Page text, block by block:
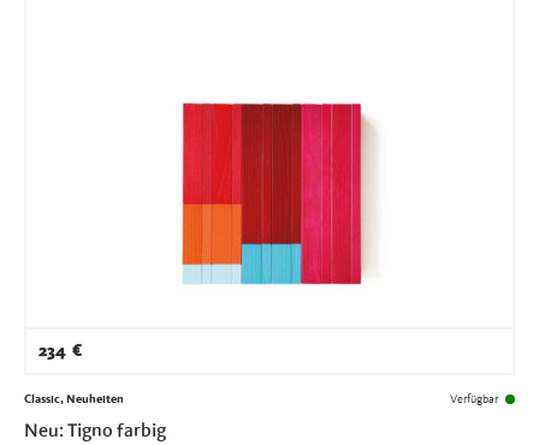
234 €
Classic, Neuheiten Verfügbar
Neu: Tigno farbig